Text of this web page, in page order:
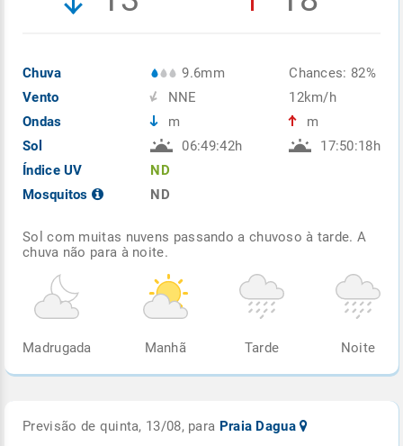
Chuva
Vento
Ondas
Sol
Índice UV
Mosquitos
9.6mm
NNE
m
06:49:42h
ND
ND
Chances: 82%
12km/h
m
17:50:18h
Sol com muitas nuvens passando a chuvoso à tarde. A
chuva não para à noite.
Madrugada Manhã Tarde Noite
Previsão de quinta, 13/08, para Praia Dagua